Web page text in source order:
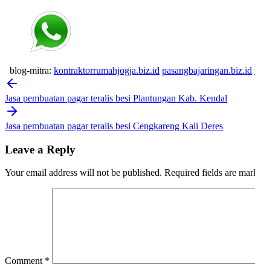
blog-mitra: kontraktorrumahjogja.biz.id pasangbajaringan.biz.id
Post
navigation
Jasa pembuatan pagar teralis besi Plantungan Kab. Kendal
Jasa pembuatan pagar teralis besi Cengkareng Kali Deres
Leave a Reply
Your email address will not be published. Required fields are
Comment *